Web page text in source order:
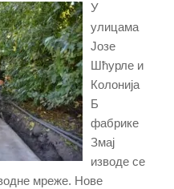
У
улицама
Јозе
Шћурле и
Колонија
Б
фабрике
Змај
изводе се
мреже. Нове